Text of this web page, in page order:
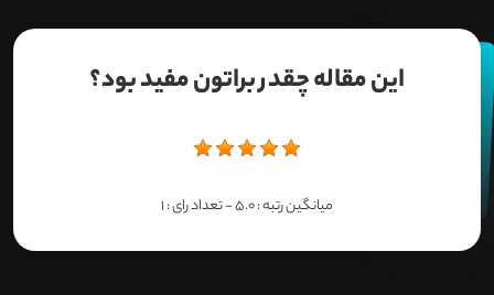
این مقاله چقدر براتون مفید بود؟
میانگین رتبه :5.0- تعداد رای :1